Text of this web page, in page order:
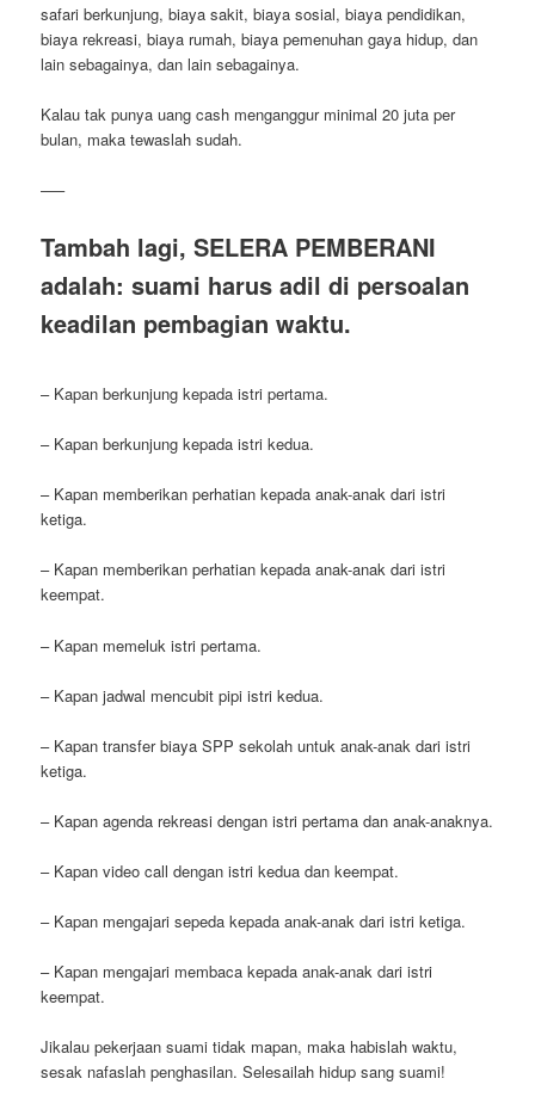
safari berkunjung, biaya sakit, biaya sosial, biaya pendidikan,
biaya rekreasi, biaya rumah, biaya pemenuhan gaya hidup, dan
lain sebagainya, dan lain sebagainya.
Kalau tak punya uang cash menganggur minimal 20 juta per
bulan, maka tewaslah sudah.
—–
Tambah lagi, SELERA PEMBERANI
adalah: suami harus adil di persoalan
keadilan pembagian waktu.
– Kapan berkunjung kepada istri pertama.
– Kapan berkunjung kepada istri kedua.
– Kapan memberikan perhatian kepada anak-anak dari istri
ketiga.
– Kapan memberikan perhatian kepada anak-anak dari istri
keempat.
– Kapan memeluk istri pertama.
– Kapan jadwal mencubit pipi istri kedua.
– Kapan transfer biaya SPP sekolah untuk anak-anak dari istri
ketiga.
– Kapan agenda rekreasi dengan istri pertama dan anak-anaknya.
– Kapan video call dengan istri kedua dan keempat.
– Kapan mengajari sepeda kepada anak-anak dari istri ketiga.
– Kapan mengajari membaca kepada anak-anak dari istri
keempat.
Jikalau pekerjaan suami tidak mapan, maka habislah waktu,
sesak nafaslah penghasilan. Selesailah hidup sang suami!